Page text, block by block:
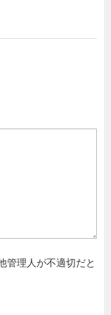
管理人が不適切だと